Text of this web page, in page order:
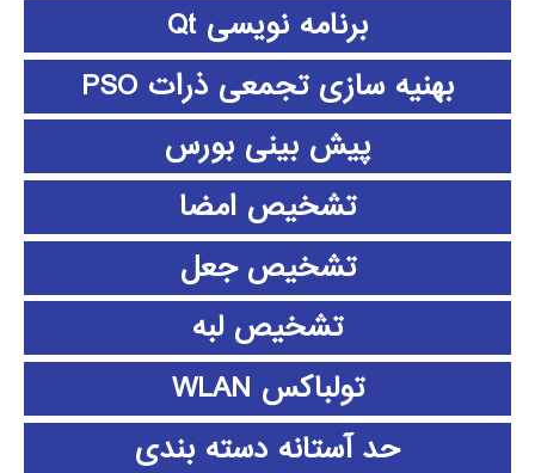
برنامه نویسی Qt
بهنیه سازی تجمعی ذرات PSO
پیش بینی بورس
تشخیص امضا
تشخیص جعل
تشخیص لبه
تولباکس WLAN
حد آستانه دسته بندی